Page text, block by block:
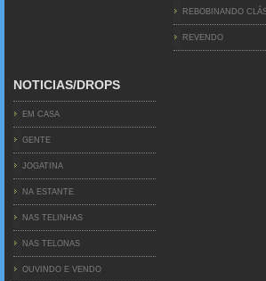
REBOBINANDO
REVENDO
NOTICIAS/DROPS
EM CASA
GENTE
JOGATINA
NA ESTANTE
NAS TELINHAS
NAS TELONAS
OUVINDO E VENDO